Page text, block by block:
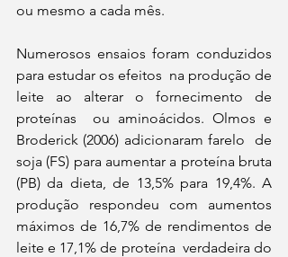
ou mesmo a cada mês.
Numerosos ensaios foram conduzidos
para estudar os efeitos  na produção de
leite ao alterar o fornecimento de
proteínas  ou aminoácidos. Olmos e
Broderick (2006) adicionaram farelo  de
soja (FS) para aumentar a proteína bruta
(PB) da dieta, de 13,5% para 19,4%. A
produção respondeu com aumentos
máximos de 16,7% de rendimentos de
leite e 17,1% de proteína  verdadeira do